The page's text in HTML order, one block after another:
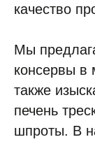
качество
Мы
консервы в
также
печень
шпроты. В
КАЖДЫЙ
ПОМОГА